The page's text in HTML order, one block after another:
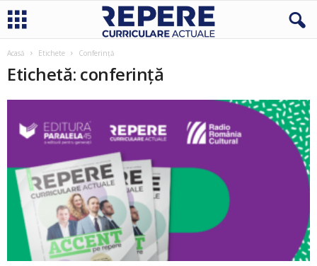
Acasă Etichete Conferință
Etichetă: conferință